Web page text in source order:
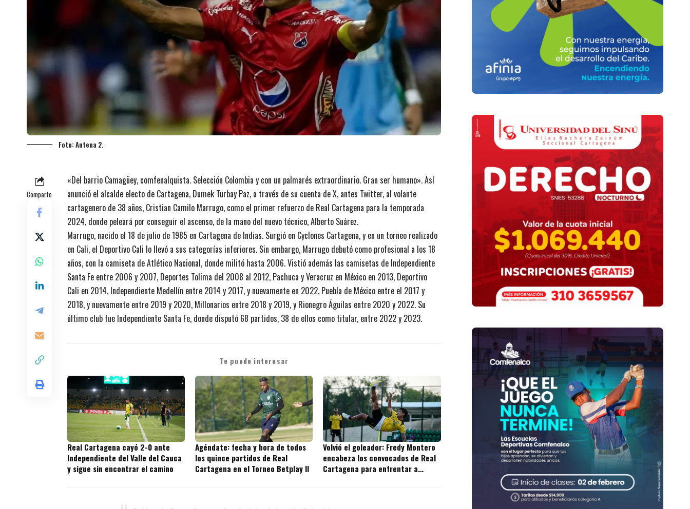
Foto: Antena 2.
Comparte
«Del barrio Camagüey, comfenalquista. Selección Colombia y con un palmarés extraordinario. Gran ser humano». Así
anunció el alcalde electo de Cartagena, Dumek Turbay Paz, a través de su cuenta de X, antes Twitter, al volante
cartagenero de 38 años, Cristian Camilo Marrugo, como el primer refuerzo de Real Cartagena para la temporada
2024, donde peleará por conseguir el ascenso, de la mano del nuevo técnico, Alberto Suárez.
Marrugo, nacido el 18 de julio de 1985 en Cartagena de Indias. Surgió en Cyclones Cartagena, y en un torneo realizado
en Cali, el Deportivo Cali lo llevó a sus categorías inferiores. Sin embargo, Marrugo debutó como profesional a los 18
años, con la camiseta de Atlético Nacional, donde militó hasta 2006. Vistió además las camisetas de Independiente
Santa Fe entre 2006 y 2007, Deportes Tolima del 2008 al 2012, Pachuca y Veracruz en México en 2013, Deportivo
Cali en 2014, Independiente Medellín entre 2014 y 2017, y nuevamente en 2022, Puebla de México entre el 2017 y
2018, y nuevamente entre 2019 y 2020, Millonarios entre 2018 y 2019, y Rionegro Águilas entre 2020 y 2022. Su
último club fue Independiente Santa Fe, donde disputó 68 partidos, 38 de ellos como titular, entre 2022 y 2023.
Te puede interesar
Real Cartagena cayó 2-0 ante
Independiente del Valle del Cauca
y sigue sin encontrar el camino
Agéndate: fecha y hora de todos
los quince partidos de Real
Cartagena en el Torneo Betplay II
Volvió el goleador: Fredy Montero
encabeza los convocados de Real
Cartagena para enfrentar a